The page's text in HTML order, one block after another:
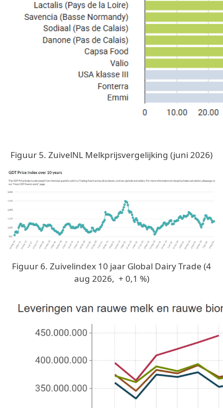
Figuur 5. ZuivelNL Melkprijsvergelijking (juni 2026)
Image
Figuur 6. Zuivelindex 10 jaar Global Dairy Trade (4
aug 2026, + 0,1 %)